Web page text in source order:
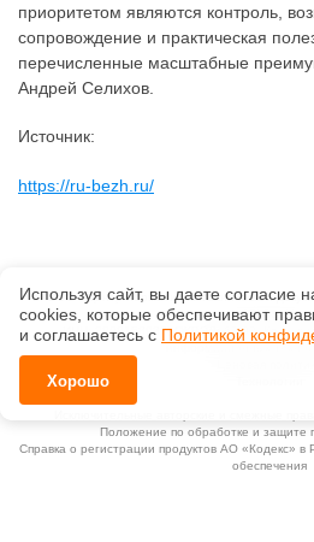
приоритетом являются контроль,
сопровождение и практическая
перечисленные масштабные
Андрей Селихов.
Источник:
https://ru-bezh.ru/
©ООО «Центр нормативно-технической
67b0ca1b
ИНН: 3808158932, ОКВЭД: 62.02, Коды
информационных
Положение по обработке и защите
Справка о регистрации продуктов АО «Кодекс» в
обеспечения
Используя сайт, вы даете согласие
сооkiеs, которые обеспечивают
и соглашаетесь с Политикой
Хорошо